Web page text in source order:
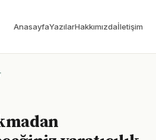
AnasayfaYazılarHakkımızdaİletişim